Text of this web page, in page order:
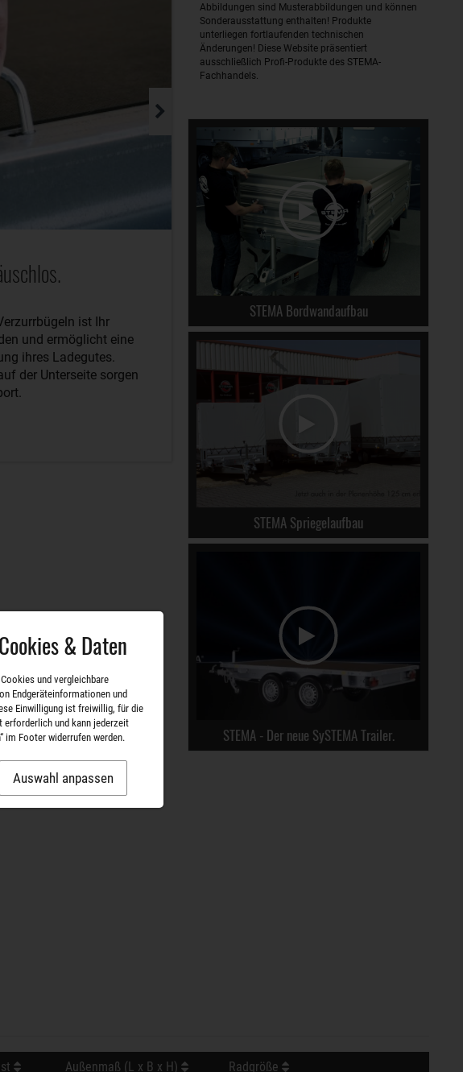
ist Ihr
und ermöglicht eine
ihres Ladegutes.
der Unterseite sorgen
Abbildungen sind Musterabbildungen und können
Sonderausstattung enthalten! Produkte
unterliegen fortlaufenden technischen
Änderungen! Diese Website präsentiert
ausschließlich Profi-Produkte des STEMA-
Fachhandels.
STEMA Bordwandaufbau
STEMA Spriegelaufbau
STEMA - Der neue SySTEMA Trailer.
Außenmaß (L x B x H) Radgröße
& Daten
und vergleichbare
Endgeräteinformationen und
Einwilligung ist freiwillig, für die
erforderlich und kann jederzeit
im Footer widerrufen werden.
Auswahl anpassen